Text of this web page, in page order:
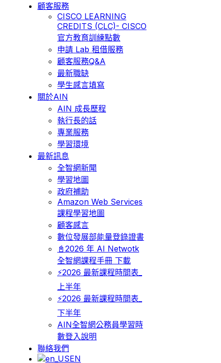
顧客服務
CISCO LEARNING
CREDITS (CLC)- CISCO
官方教育訓練點數
申請 Lab 租借服務
顧客服務Q&A
最新職缺
學生感言填寫
關於AIN
AIN 成長歷程
執行長的話
專業服務
學習環境
最新訊息
全智網新聞
學習地圖
政府補助
Amazon Web Services
課程學習地圖
顧客感言
數位發展部能量登錄證書
📓2026 年 AI Netwotk
全智網課程手冊 下載
⚡2026 最新課程時間表_
上半年
⚡2026 最新課程時間表_
下半年
AIN全智網公務員學習時
數登入說明
聯絡我們
EN